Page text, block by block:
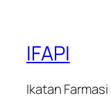
IFAPI
Ikatan